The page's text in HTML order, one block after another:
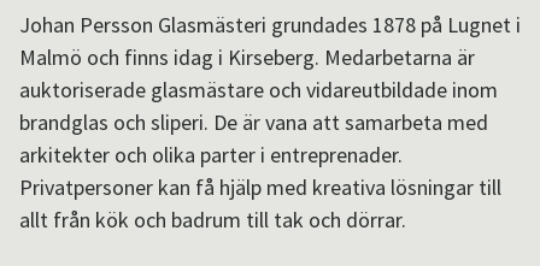
Aktuellt i SPOK-nätverket
Sv En
Johan Persson Glasmästeri grundades 1878 på Lugnet i
Malmö och finns idag i Kirseberg. Medarbetarna är
auktoriserade glasmästare och vidareutbildade inom
brandglas och sliperi. De är vana att samarbeta med
arkitekter och olika parter i entreprenader.
Privatpersoner kan få hjälp med kreativa lösningar till
allt från kök och badrum till tak och dörrar.